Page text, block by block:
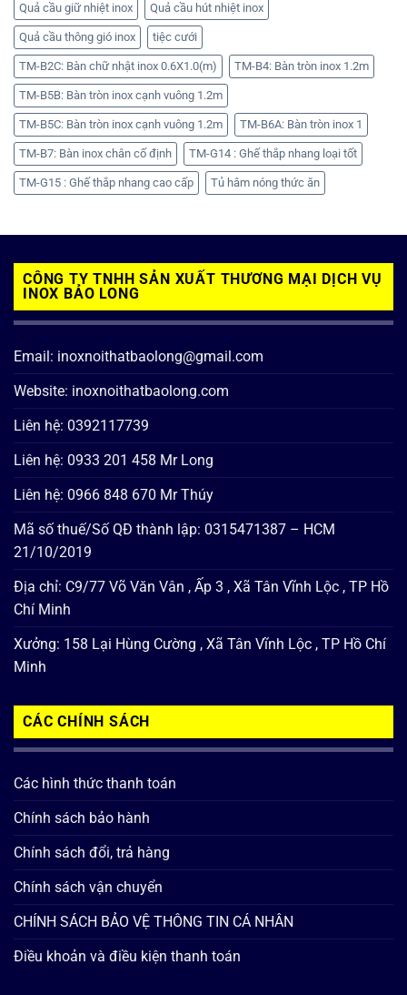
Quả cầu giữ nhiệt inox Quả cầu hút nhiệt inox
Quả cầu thông gió inox tiệc cưới
TM-B2C: Bàn chữ nhật inox 0.6X1.0(m) TM-B4: Bàn tròn inox 1.2m
TM-B5B: Bàn tròn inox cạnh vuông 1.2m
TM-B5C: Bàn tròn inox cạnh vuông 1.2m TM-B6A: Bàn tròn inox 1
TM-B7: Bàn inox chân cố định TM-G14 : Ghế thắp nhang loại tốt
TM-G15 : Ghế thắp nhang cao cấp Tủ hâm nóng thức ăn
CÔNG TY TNHH SẢN XUẤT THƯƠNG MẠI DỊCH VỤ
INOX BẢO LONG
Email: inoxnoithatbaolong@gmail.com
Website: inoxnoithatbaolong.com
Liên hệ: 0392117739
Liên hệ: 0933 201 458 Mr Long
Liên hệ: 0966 848 670 Mr Thúy
Mã số thuế/Số QĐ thành lập: 0315471387 – HCM
21/10/2019
Địa chỉ: C9/77 Võ Văn Vân , Ấp 3 , Xã Tân Vĩnh Lộc , TP Hồ
Chí Minh
Xưởng: 158 Lại Hùng Cường , Xã Tân Vĩnh Lộc , TP Hồ Chí
Minh
CÁC CHÍNH SÁCH
Các hình thức thanh toán
Chính sách bảo hành
Chính sách đổi, trả hàng
Chính sách vận chuyển
CHÍNH SÁCH BẢO VỆ THÔNG TIN CÁ NHÂN
Điều khoản và điều kiện thanh toán